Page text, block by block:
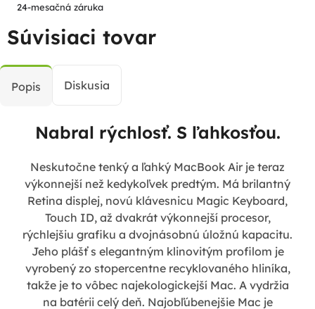
24-mesačná záruka
Súvisiaci tovar
Popis Diskusia
Nabral rýchlosť. S ľahkosťou.
Neskutočne tenký a ľahký MacBook Air je teraz
výkonnejší než kedykoľvek predtým. Má brilantný
Retina displej, novú klávesnicu Magic Keyboard,
Touch ID, až dvakrát výkonnejší procesor,
rýchlejšiu grafiku a dvojnásobnú úložnú kapacitu.
Jeho plášť s elegantným klinovitým profilom je
vyrobený zo stopercentne recyklovaného hliníka,
takže je to vôbec najekologickejší Mac. A vydržia
na batérii celý deň. Najobľúbenejšie Mac je